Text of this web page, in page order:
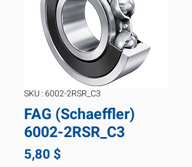
SKU : 6002-2RSR_C3
FAG (Schaeffler)
6002-2RSR_C3
5,80 $